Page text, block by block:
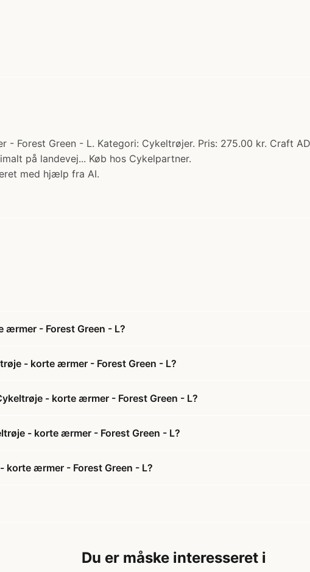
Forest Green - L. Kategori: Cykeltrøjer. Pris: 275.00 kr. Craft
på landevej... Køb hos Cykelpartner.
med hjælp fra AI.
ærmer - Forest Green - L?
- korte ærmer - Forest Green - L?
- korte ærmer - Forest Green - L?
- korte ærmer - Forest Green - L?
korte ærmer - Forest Green - L?
Du er måske interesseret i